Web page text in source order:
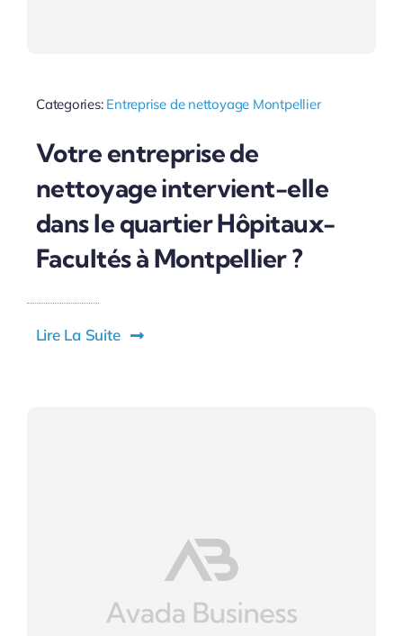
Categories: Entreprise de nettoyage Montpellier
Votre entreprise de
nettoyage intervient-elle
dans le quartier Hôpitaux-
Facultés à Montpellier ?
Lire La Suite